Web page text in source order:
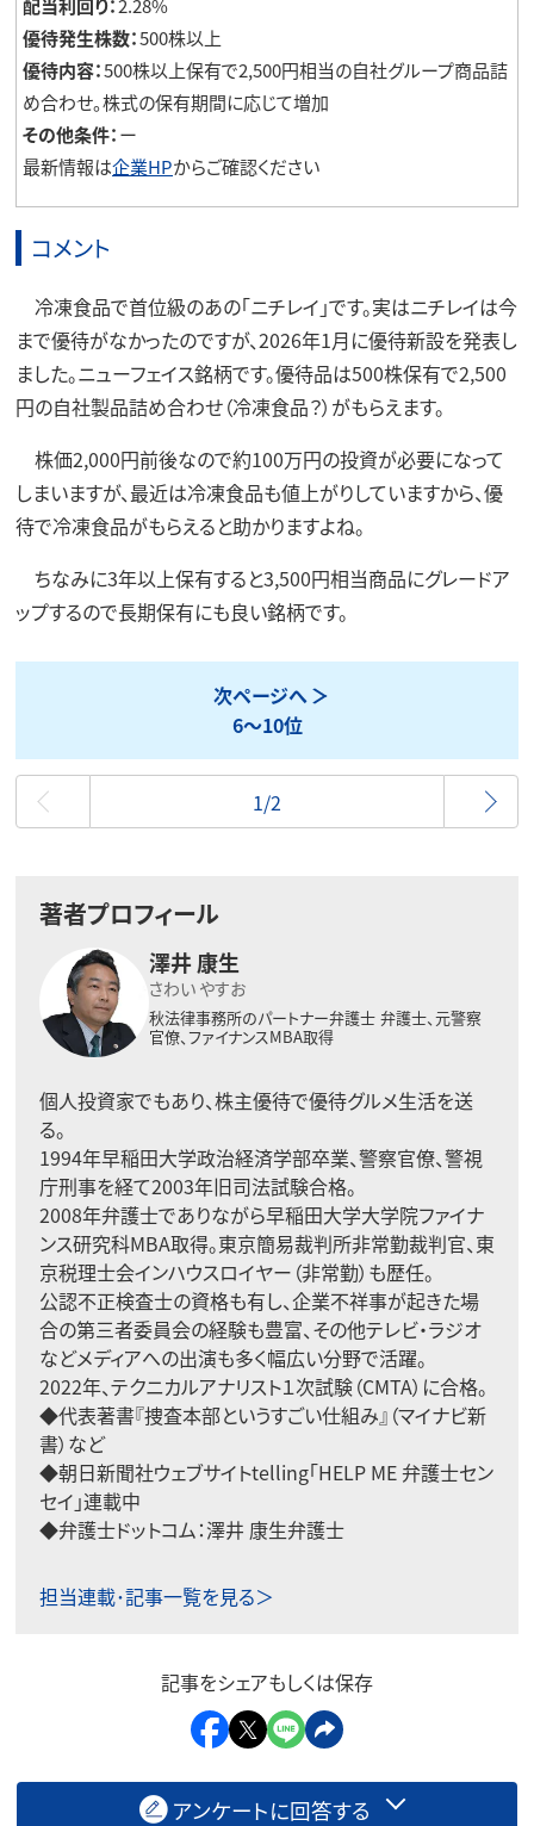
配当利回り：2.28%
優待発生株数：500株以上
優待内容：500株以上保有で2,500円相当の自社グループ商品詰
め合わせ。株式の保有期間に応じて増加
その他条件：ー
最新情報は企業HPからご確認ください
コメント
冷凍食品で首位級のあの「ニチレイ」です。実はニチレイは今
まで優待がなかったのですが、2026年1月に優待新設を発表し
ました。ニューフェイス銘柄です。優待品は500株保有で2,500
円の自社製品詰め合わせ（冷凍食品？）がもらえます。
株価2,000円前後なので約100万円の投資が必要になって
しまいますが、最近は冷凍食品も値上がりしていますから、優
待で冷凍食品がもらえると助かりますよね。
ちなみに3年以上保有すると3,500円相当商品にグレードア
ップするので長期保有にも良い銘柄です。
次ページへ
6～10位
最初
1/2
著者プロフィール
澤井 康生
さわい やすお
秋法律事務所のパートナー弁護士 弁護士、元警察
官僚、ファイナンスMBA取得
個人投資家でもあり、株主優待で優待グルメ生活を送
る。
1994年早稲田大学政治経済学部卒業、警察官僚、警視
庁刑事を経て2003年旧司法試験合格。
2008年弁護士でありながら早稲田大学大学院ファイナ
ンス研究科MBA取得。東京簡易裁判所非常勤裁判官、東
京税理士会インハウスロイヤー（非常勤）も歴任。
公認不正検査士の資格も有し、企業不祥事が起きた場
合の第三者委員会の経験も豊富、その他テレビ・ラジオ
などメディアへの出演も多く幅広い分野で活躍。
2022年、テクニカルアナリスト１次試験（CMTA）に合格。
◆代表著書『捜査本部というすごい仕組み』 （マイナビ新
書）など
◆朝日新聞社ウェブサイトtelling「HELP ME 弁護士セン
セイ」連載中
◆弁護士ドットコム：澤井 康生弁護士
担当連載･記事一覧を見る＞
記事をシェアもしくは保存
アンケートに回答する